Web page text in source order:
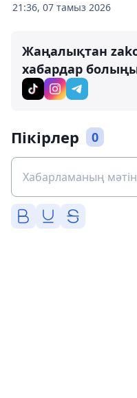
21:36, 07 тамыз 2026
Жаңалықтан
хабардар
Пікірлер 0